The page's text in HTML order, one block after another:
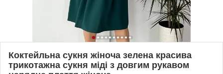
Коктейльна сукня жіноча зелена красива
трикотажна сукня міді з довгим рукавом